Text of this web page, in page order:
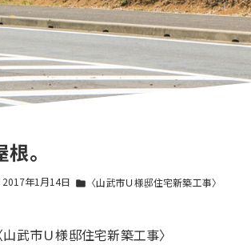
根。
2017年1月14日 folder 〈山武市Ｕ様邸住宅新築工事〉
山武市Ｕ様邸住宅新築工事〉